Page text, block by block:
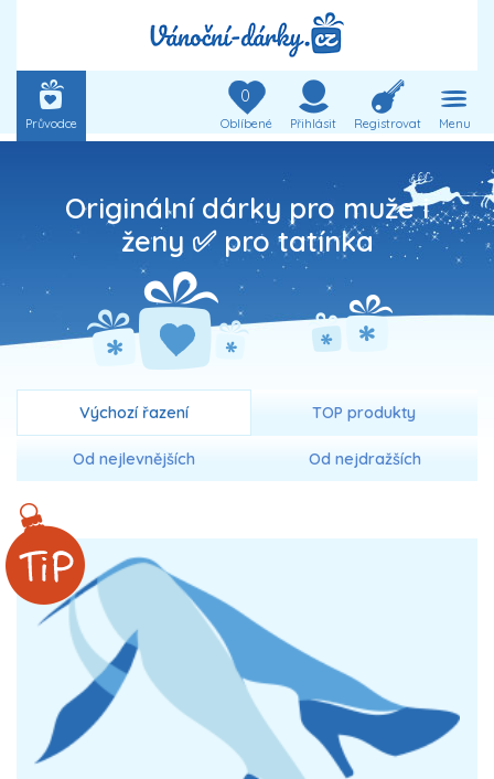
Průvodce
0
Oblíbené Přihlásit Registrovat Menu
Originální dárky pro muže i
ženy ✅ pro tatínka
Výchozí řazení TOP produkty
Od nejlevnějších Od nejdražších